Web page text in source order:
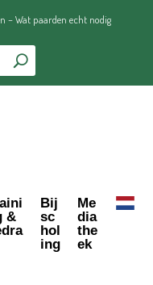
– Wat paarden echt nodig
&
Bij
sc
hol
ing
Me
dia
the
ek